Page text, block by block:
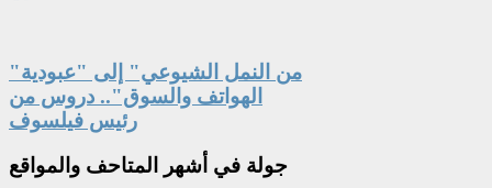
"من النمل الشيوعي" إلى "عبودية
الهواتف والسوق".. دروس من
رئيس فيلسوف
جولة في أشهر المتاحف والمواقع